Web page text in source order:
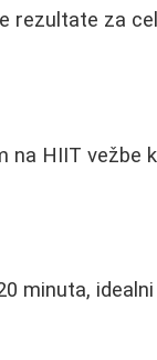
rezultate za
HIIT vežbe
minuta,